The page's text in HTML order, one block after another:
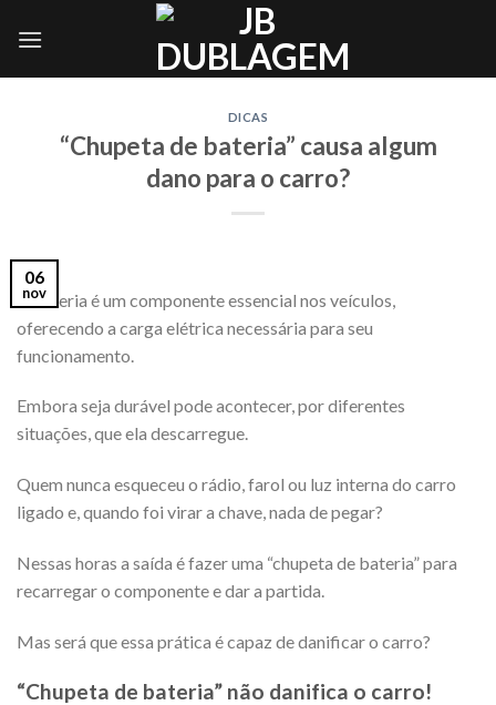
DICAS
“Chupeta de bateria” causa algum
dano para o carro?
06
nov
A bateria é um componente essencial nos veículos,
oferecendo a carga elétrica necessária para seu
funcionamento.
Embora seja durável pode acontecer, por diferentes
situações, que ela descarregue.
Quem nunca esqueceu o rádio, farol ou luz interna do carro
ligado e, quando foi virar a chave, nada de pegar?
Nessas horas a saída é fazer uma “chupeta de bateria” para
recarregar o componente e dar a partida.
Mas será que essa prática é capaz de danificar o carro?
“Chupeta de bateria” não danifica o carro!